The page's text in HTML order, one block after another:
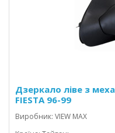
Дзеркало ліве з
FIESTA 96-99
Виробник: VIEW MAX